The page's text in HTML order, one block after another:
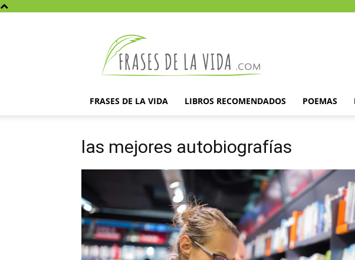
la
vida
FRASES DE LA VIDA LIBROS RECOMENDADOS POEMAS
las mejores autobiografías